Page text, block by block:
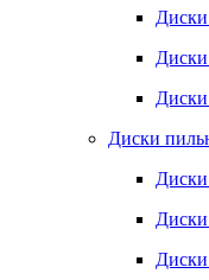
Диски
Диски
Диски